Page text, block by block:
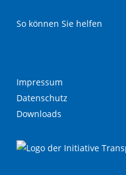
So können Sie helfen
Impressum
Datenschutz
Downloads